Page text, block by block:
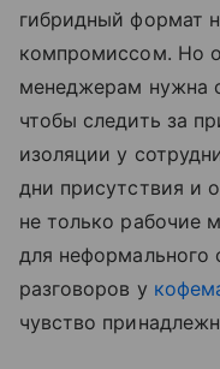
гибридный формат
компромиссом. Но
менеджерам нужна
чтобы следить за
изоляции у
дни присутствия и
не только рабочие
для
разговоров у
чувство